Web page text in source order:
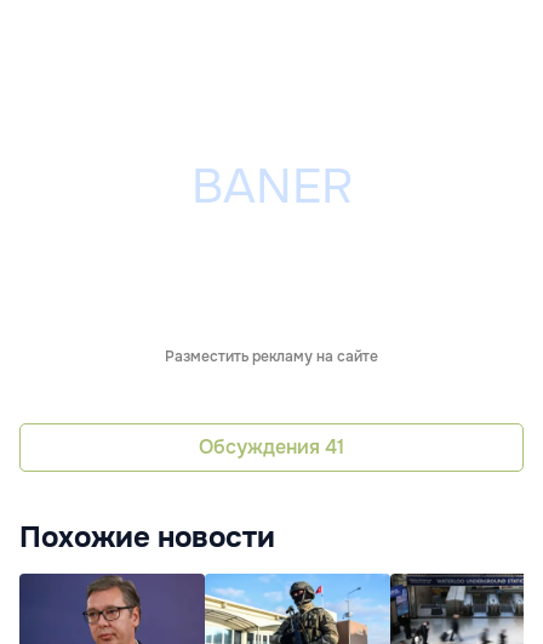
Разместить рекламу на сайте
Обсуждения 41
Похожие новости